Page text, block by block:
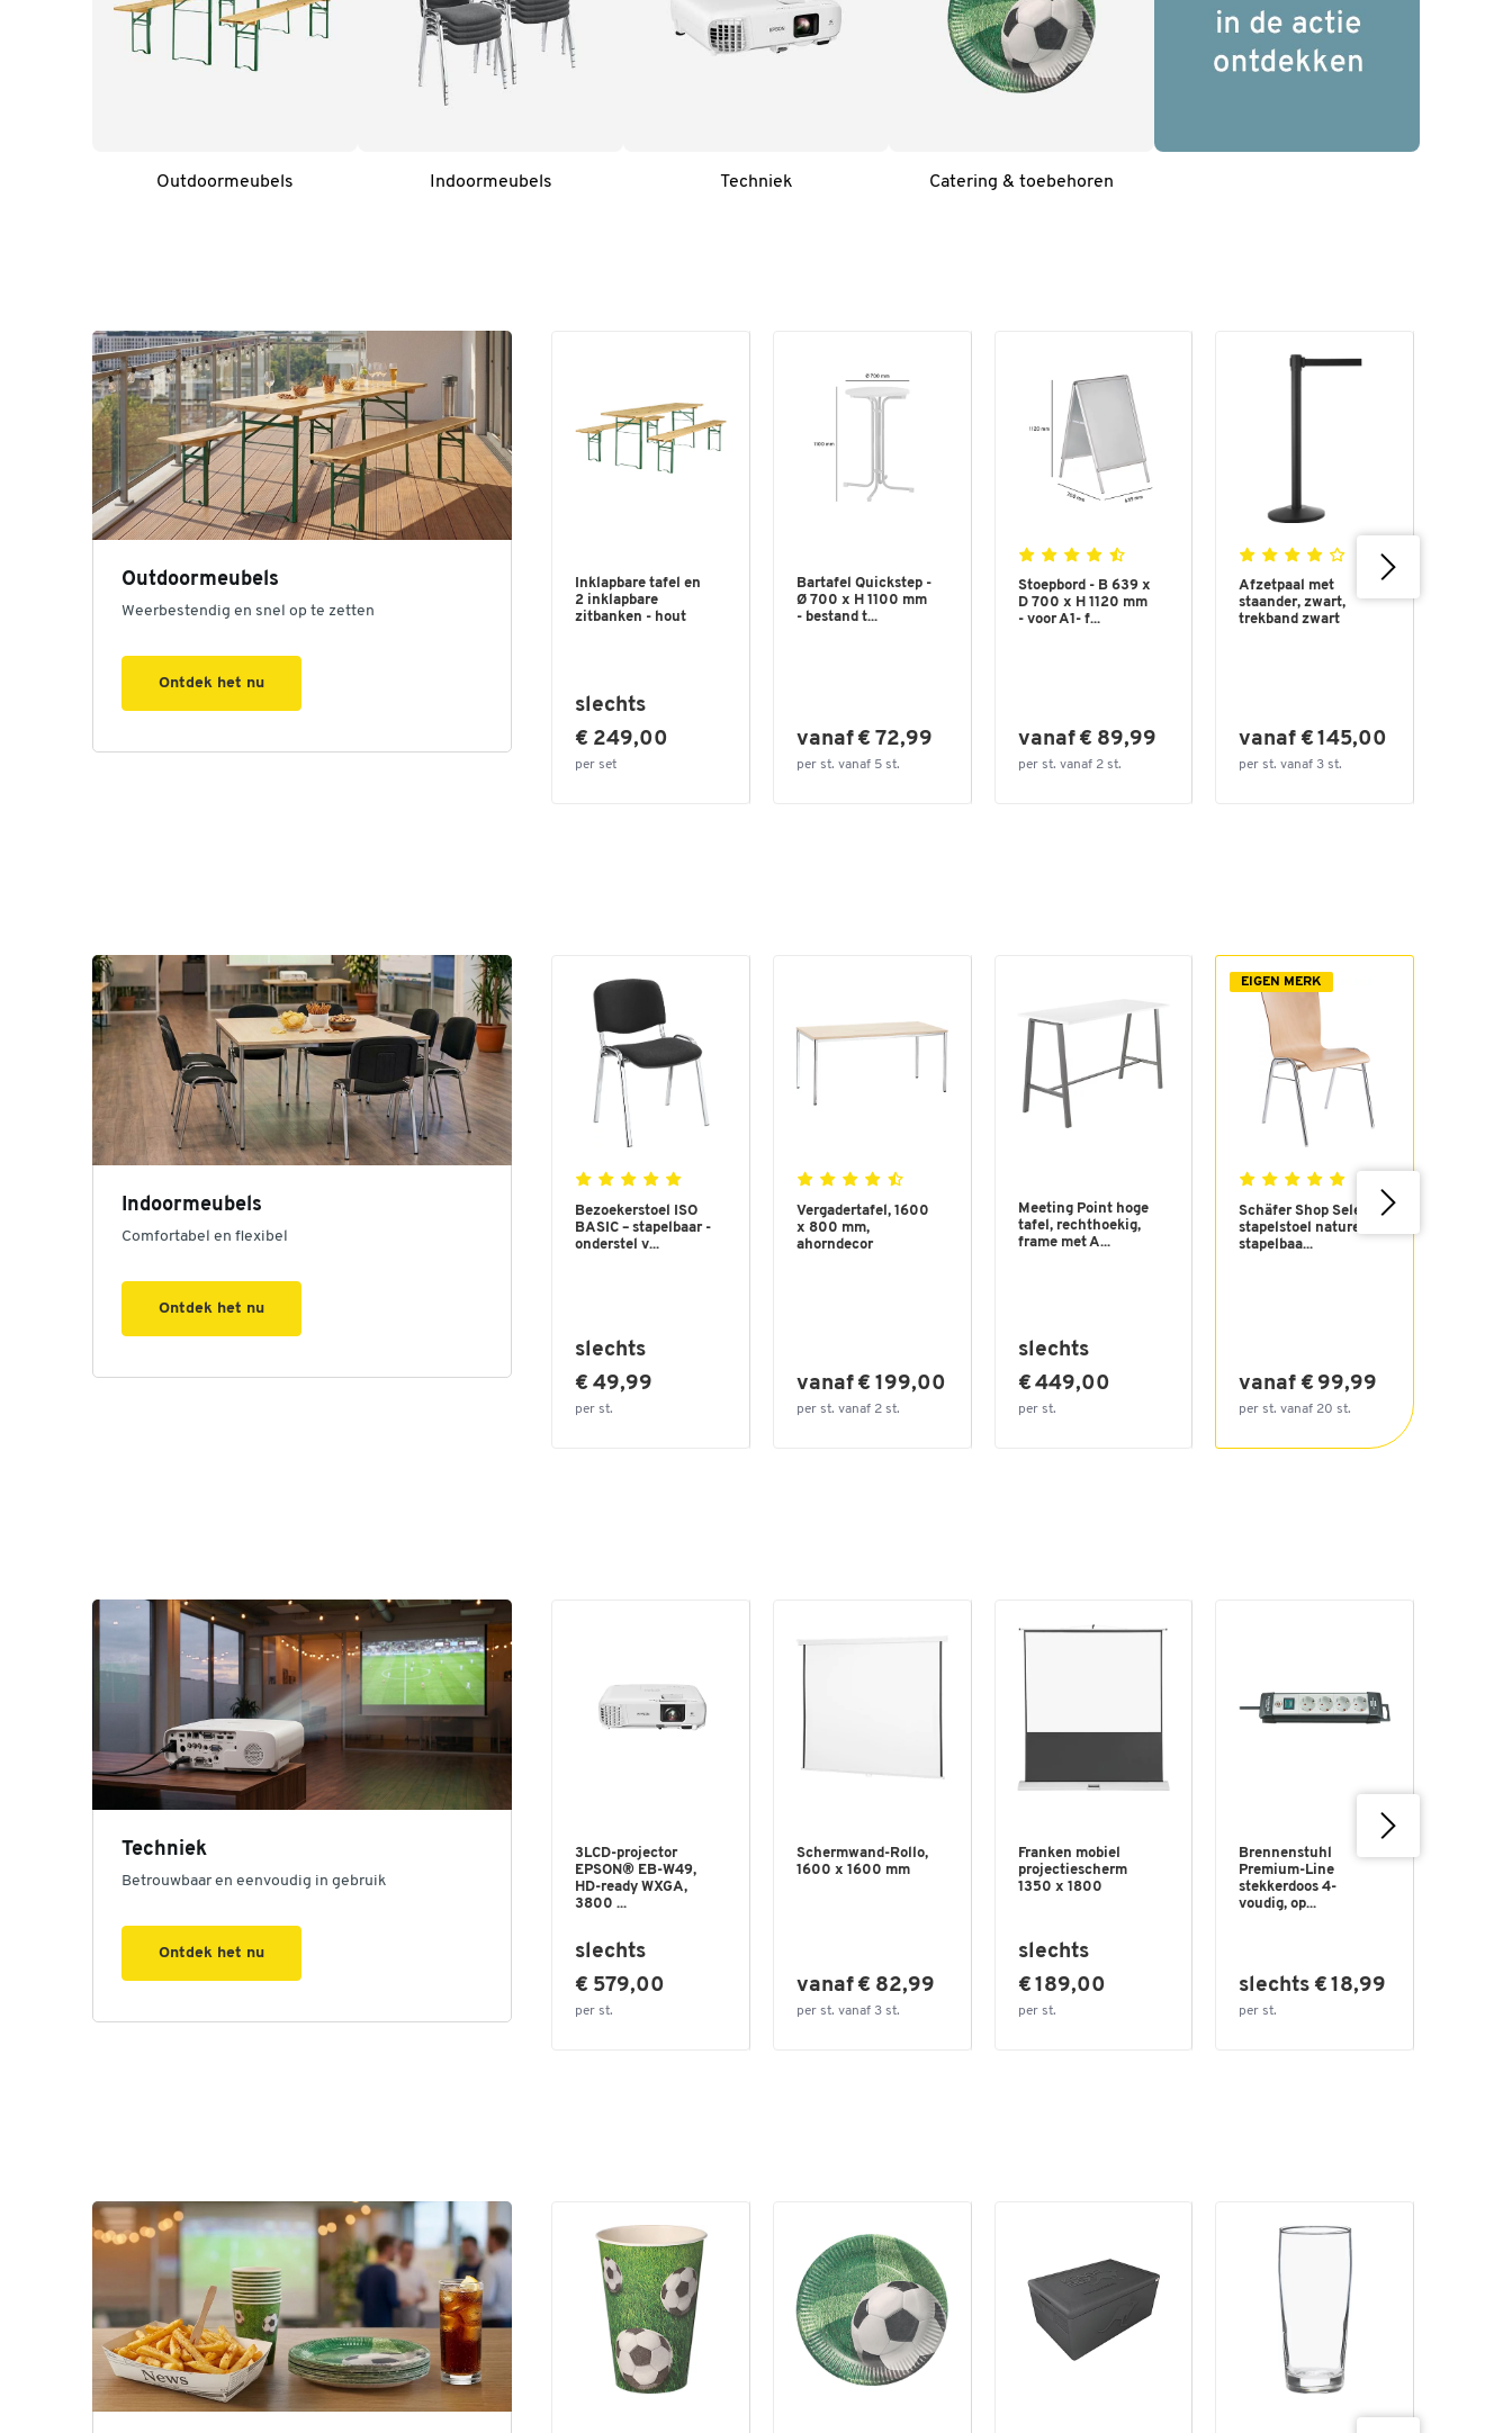
Outdoormeubels Indoormeubels Techniek Catering & toebehoren
Outdoormeubels
Weerbestendig en snel op te zetten
Ontdek het nu
Inklapbare tafel en
2 inklapbare
zitbanken - hout
slechts
€ 249,00
per set
Bartafel Quickstep -
Ø 700 x H 1100 mm
- bestand t...
vanaf € 72,99
per st. vanaf 5 st.
Stoepbord - B 639 x
D 700 x H 1120 mm
- voor A1- f...
vanaf € 89,99
per st. vanaf 2 st.
Afzetpaal met
staander, zwart,
trekband zwart
vanaf € 145,00
per st. vanaf 3 st.
Indoormeubels
Comfortabel en flexibel
Ontdek het nu
Bezoekerstoel ISO
BASIC – stapelbaar -
onderstel v...
slechts
€ 49,99
per st.
Vergadertafel, 1600
x 800 mm,
ahorndecor
vanaf € 199,00
per st. vanaf 2 st.
Meeting Point hoge
tafel, rechthoekig,
frame met A...
slechts
€ 449,00
per st.
EIGEN MERK
Schäfer Shop Select
stapelstoel naturel,
stapelbaa...
vanaf € 99,99
per st. vanaf 20 st.
Techniek
Betrouwbaar en eenvoudig in gebruik
Ontdek het nu
3LCD-projector
EPSON® EB-W49,
HD-ready WXGA,
3800 ...
slechts
€ 579,00
per st.
Schermwand-Rollo,
1600 x 1600 mm
vanaf € 82,99
per st. vanaf 3 st.
Franken mobiel
projectiescherm
1350 x 1800
slechts
€ 189,00
per st.
Brennenstuhl
Premium-Line
stekkerdoos 4-
voudig, op...
slechts € 18,99
per st.